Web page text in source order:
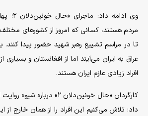
وی ادامه
مردم هستند، کسانی که امروز از کشورهای مختلف
تا در مراسم تشییع رهبر شهید حضور پیدا
عراق به ایران می‌آیند اما از افغانستان و بسیاری
افراد زیادی عازم ایران هستند.
کارگردان «حال خونین‌دلان ۲»
داد: تلاش می‌کنیم این افراد را از همان خارج از